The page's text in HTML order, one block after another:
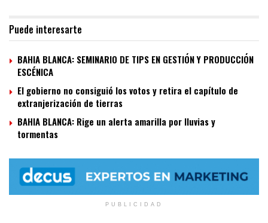
Puede interesarte
BAHIA BLANCA: SEMINARIO DE TIPS EN GESTIÓN Y PRODUCCIÓN
ESCÉNICA
El gobierno no consiguió los votos y retira el capítulo de
extranjerización de tierras
BAHIA BLANCA: Rige un alerta amarilla por lluvias y
tormentas
PUBLICIDAD